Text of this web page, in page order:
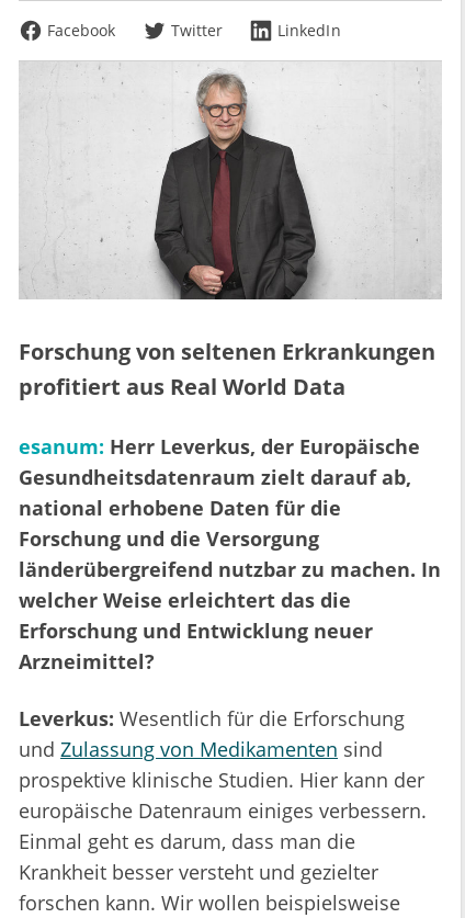
Facebook
Twitter LinkedIn
Forschung von seltenen Erkrankungen
profitiert aus Real World Data
esanum: Herr Leverkus, der Europäische
Gesundheitsdatenraum zielt darauf ab,
national erhobene Daten für die
Forschung und die Versorgung
länderübergreifend nutzbar zu machen. In
welcher Weise erleichtert das die
Erforschung und Entwicklung neuer
Arzneimittel?
Leverkus: Wesentlich für die Erforschung
und Zulassung von Medikamenten sind
prospektive klinische Studien. Hier kann der
europäische Datenraum einiges verbessern.
Einmal geht es darum, dass man die
Krankheit besser versteht und gezielter
forschen kann. Wir wollen beispielsweise